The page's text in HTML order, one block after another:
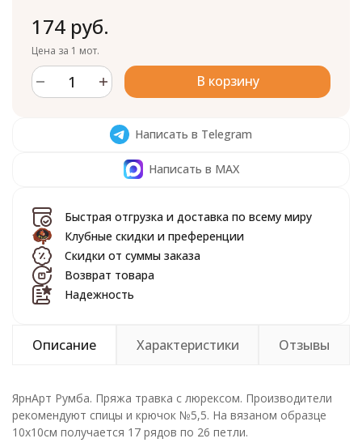
174 руб.
Цена за 1 мот.
В корзину
Написать в Telegram
Написать в MAX
Быстрая отгрузка и доставка по всему миру
Клубные скидки и преференции
Скидки от суммы заказа
Возврат товара
Надежность
Описание Характеристики Отзывы
ЯрнАрт Румба. Пряжа травка с люрексом. Производители
рекомендуют спицы и крючок №5,5. На вязаном образце
10х10см получается 17 рядов по 26 петли.